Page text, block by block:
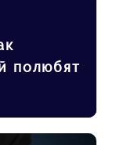
полюбят